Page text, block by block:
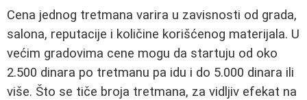
Cena jednog tretmana varira u zavisnosti od grada,
salona, reputacije i količine korišćenog materijala. U
većim gradovima cene mogu da startuju od oko
2.500 dinara po tretmanu pa idu i do 5.000 dinara ili
više. Što se tiče broja tretmana, za vidljiv efekat na